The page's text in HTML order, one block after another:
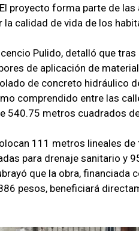
proyecto forma parte de
calidad de vida de los
Pulido, detalló que
de aplicación de
de concreto hidráulico
comprendido entre las
540.75 metros cuadrados
111 metros lineales de
para drenaje sanitario y
que la obra, financiada
pesos, beneficiará